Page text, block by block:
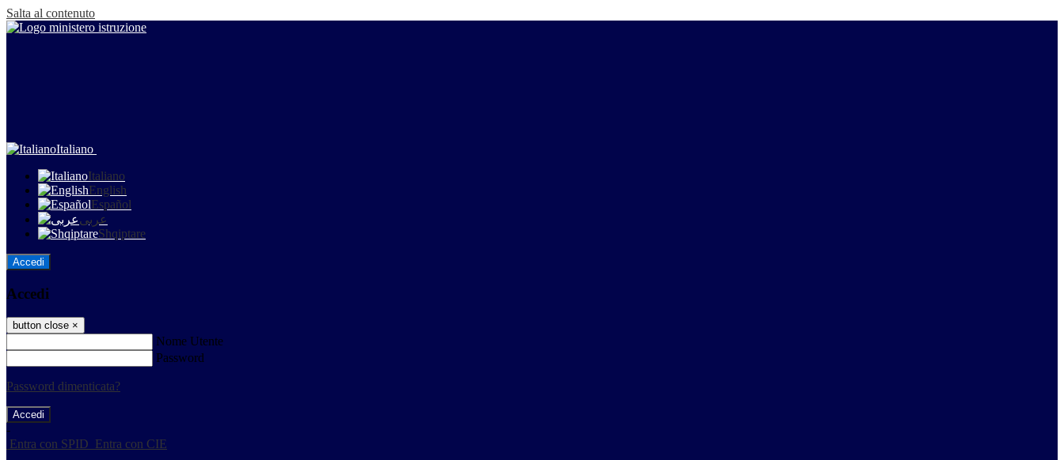
Salta al contenuto
Italiano
Italiano
English
Español
عربى
Shqiptare
Accedi
Accedi
button close ×
Nome Utente
Password
Password dimenticata?
-
Entra con SPID Entra con CIE